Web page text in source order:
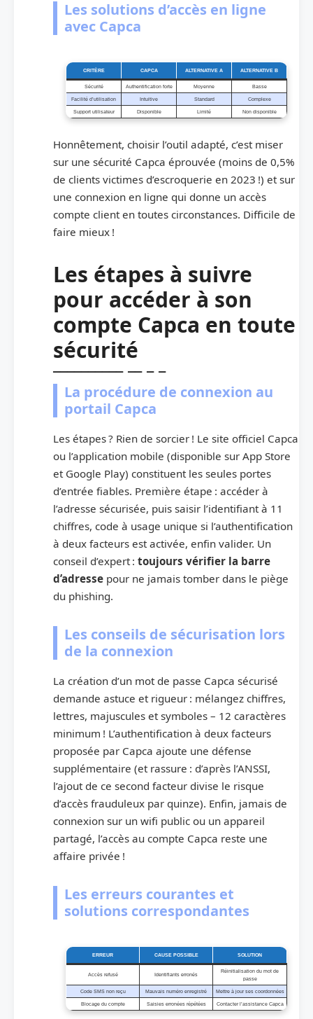
Les solutions d’accès en ligne
avec Capca
CRITÈRE CAPCA ALTERNATIVE A ALTERNATIVE B
Sécurité Authentification forte Moyenne Basse
Facilité d’utilisation Intuitive Standard Complexe
Support utilisateur Disponible Limité Non disponible
Honnêtement, choisir l’outil adapté, c’est miser
sur une sécurité Capca éprouvée (moins de 0,5%
de clients victimes d’escroquerie en 2023 !) et sur
une connexion en ligne qui donne un accès
compte client en toutes circonstances. Difficile de
faire mieux !
Les étapes à suivre
pour accéder à son
compte Capca en toute
sécurité
La procédure de connexion au
portail Capca
Les étapes ? Rien de sorcier ! Le site officiel Capca
ou l’application mobile (disponible sur App Store
et Google Play) constituent les seules portes
d’entrée fiables. Première étape : accéder à
l’adresse sécurisée, puis saisir l’identifiant à 11
chiffres, code à usage unique si l’authentification
à deux facteurs est activée, enfin valider. Un
conseil d’expert : toujours vérifier la barre
d’adresse pour ne jamais tomber dans le piège
du phishing.
Les conseils de sécurisation lors
de la connexion
La création d’un mot de passe Capca sécurisé
demande astuce et rigueur : mélangez chiffres,
lettres, majuscules et symboles – 12 caractères
minimum ! L’authentification à deux facteurs
proposée par Capca ajoute une défense
supplémentaire (et rassure : d’après l’ANSSI,
l’ajout de ce second facteur divise le risque
d’accès frauduleux par quinze). Enfin, jamais de
connexion sur un wifi public ou un appareil
partagé, l’accès au compte Capca reste une
affaire privée !
Les erreurs courantes et
solutions correspondantes
ERREUR CAUSE POSSIBLE SOLUTION
Accès refusé Identifiants erronés
Réinitialisation du mot de
passe
Code SMS non reçu Mauvais numéro enregistré Mettre à jour ses coordonnées
Blocage du compte Saisies erronées répétées Contacter l’assistance Capca